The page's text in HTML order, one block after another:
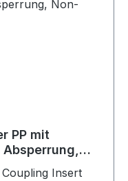
PP mit
Insert